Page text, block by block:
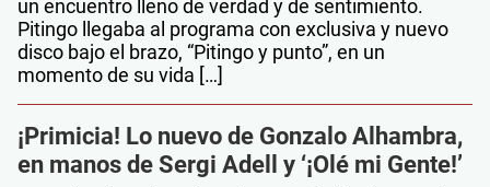
un encuentro lleno de verdad y de sentimiento.
Pitingo llegaba al programa con exclusiva y nuevo
disco bajo el brazo, “Pitingo y punto”, en un
momento de su vida […]
¡Primicia! Lo nuevo de Gonzalo Alhambra,
en manos de Sergi Adell y ‘¡Olé mi Gente!’